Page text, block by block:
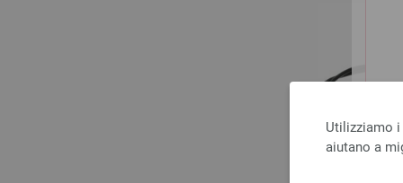
Utilizziamo
aiutano a